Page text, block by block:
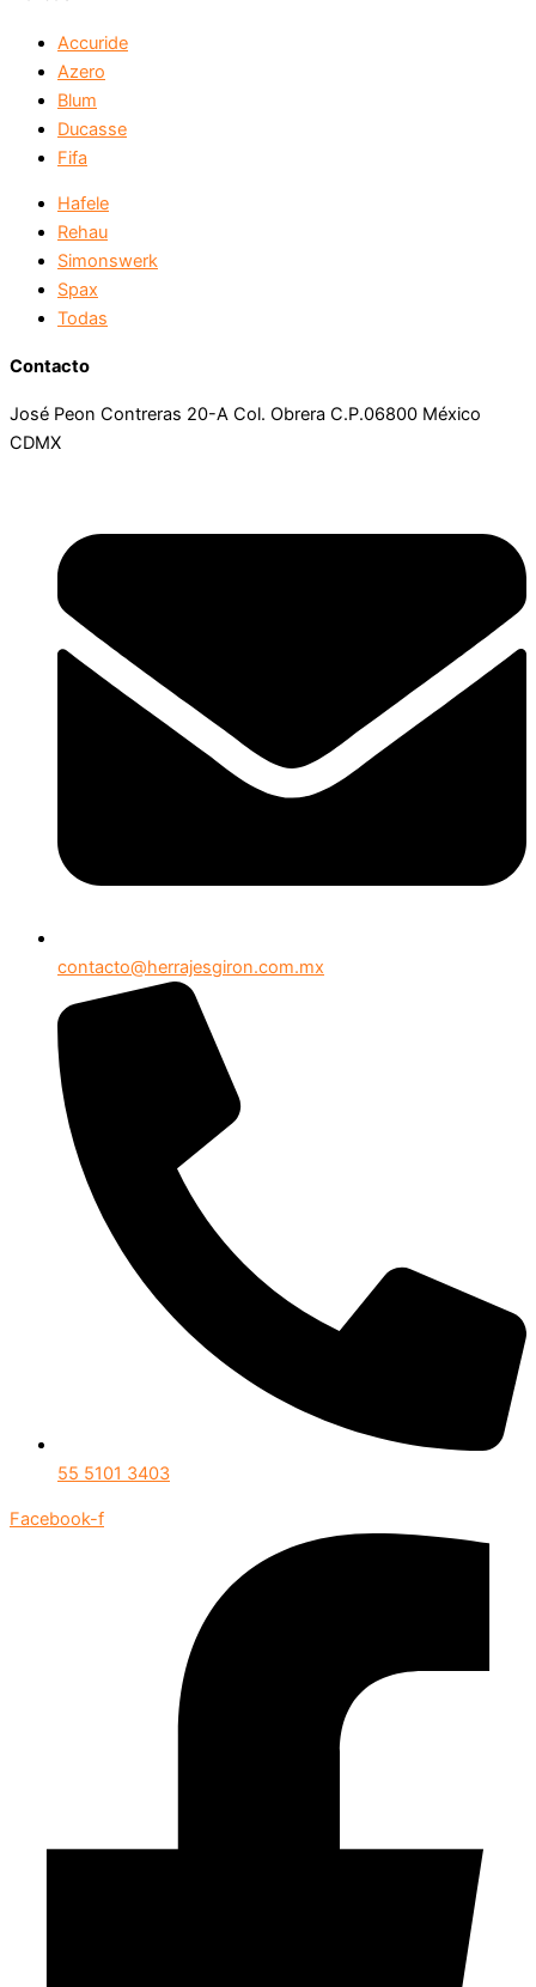
Accuride
Azero
Blum
Ducasse
Fifa
Hafele
Rehau
Simonswerk
Spax
Todas
Contacto
José Peon Contreras 20-A Col. Obrera C.P.06800 México
CDMX
contacto@herrajesgiron.com.mx
55 5101 3403
Facebook-f